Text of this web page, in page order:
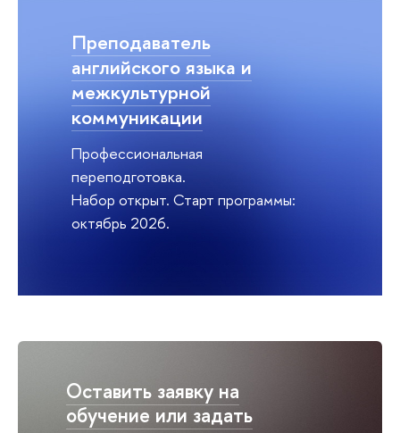
Оставить заявку на
обучение или задать
Преподаватель
английского языка и
межкультурной
коммуникации
Профессиональная
переподготовка.
Набор открыт. Старт программы:
октябрь 2026.